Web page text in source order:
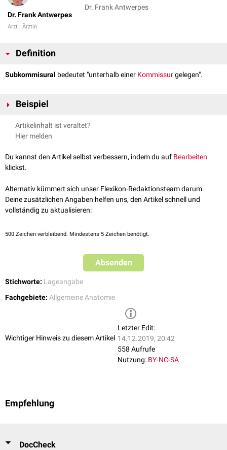
Dr. Frank Antwerpes
Arzt | Ärztin
Dr. Frank Antwerpes
Definition
Subkommisural bedeutet "unterhalb einer Kommissurgelegen".
Beispiel
Organum subcommissurale
Artikelinhalt ist veraltet?
Hier melden
Du kannst den Artikel selbst verbessern, indem du auf Bearbeiten
klickst.
Alternativ kümmert sich unser Flexikon-Redaktionsteam darum.
Deine zusätzlichen Angaben helfen uns, den Artikel schnell und
vollständig zu aktualisieren:
500 Zeichen verbleibend. Mindestens 5 Zeichen benötigt.
Absenden
Stichworte: Lageangabe
Fachgebiete: Allgemeine Anatomie
Wichtiger Hinweis zu diesem Artikel
Letzter Edit:
14.12.2019, 20:42
558 Aufrufe
Nutzung: BY-NC-SA
Empfehlung
DocCheck